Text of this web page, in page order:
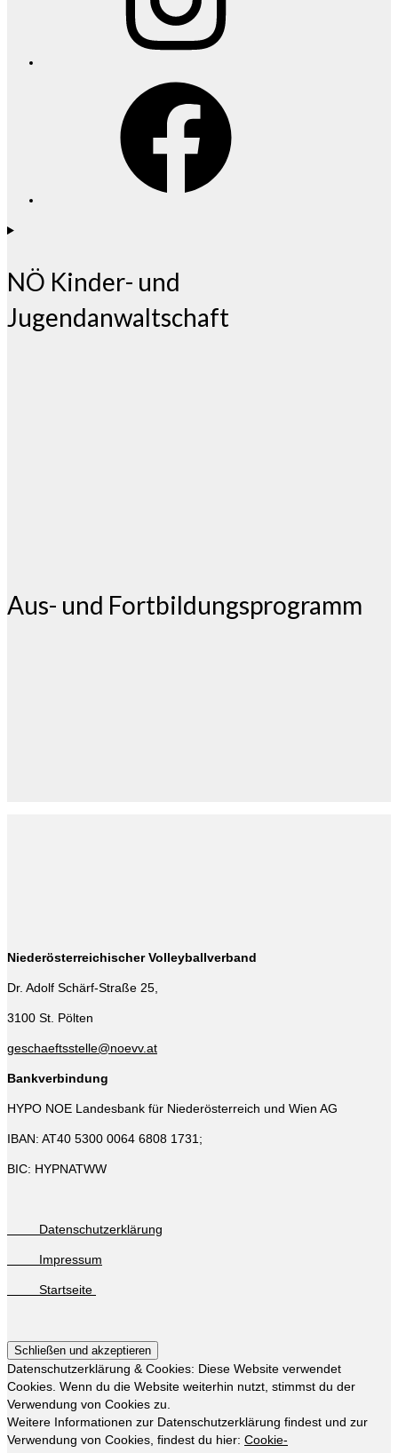
NÖ Kinder- und
Jugendanwaltschaft
Aus- und Fortbildungsprogramm
Niederösterreichischer Volleyballverband
Dr. Adolf Schärf-Straße 25,
3100 St. Pölten
geschaeftsstelle@noevv.at
Bankverbindung
HYPO NOE Landesbank für Niederösterreich und Wien AG
IBAN: AT40 5300 0064 6808 1731;
BIC: HYPNATWW
Datenschutzerklärung
Impressum
Startseite
Datenschutzerklärung & Cookies: Diese Website verwendet
Cookies. Wenn du die Website weiterhin nutzt, stimmst du der
Verwendung von Cookies zu.
Weitere Informationen zur Datenschutzerklärung findest und zur
Verwendung von Cookies, findest du hier: Cookie-